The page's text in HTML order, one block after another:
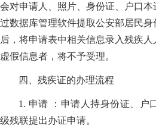
会对申请人、照片、身份证、户口
过数据库管理软件提取公安部居民
后，将申请表中相关信息录入残疾
虚假信息者，将不予受理。
四、残疾证的办理流程
1. 申请 ：申请人持身份证、户
级残联提出办证申请。